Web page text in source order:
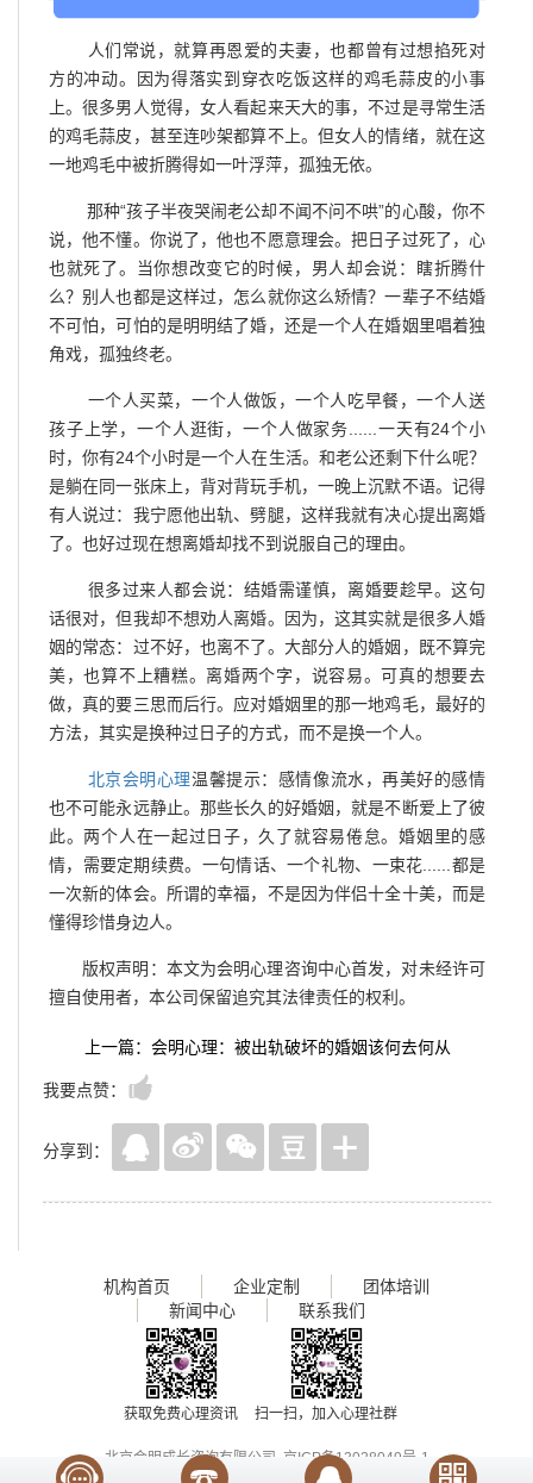
人们常说，就算再恩爱的夫妻，也都曾有过想掐死对
方的冲动。因为得落实到穿衣吃饭这样的鸡毛蒜皮的小事
上。很多男人觉得，女人看起来天大的事，不过是寻常生活
的鸡毛蒜皮，甚至连吵架都算不上。但女人的情绪，就在这
一地鸡毛中被折腾得如一叶浮萍，孤独无依。
那种“孩子半夜哭闹老公却不闻不问不哄”的心酸，你不
说，他不懂。你说了，他也不愿意理会。把日子过死了，心
也就死了。当你想改变它的时候，男人却会说：瞎折腾什
么？别人也都是这样过，怎么就你这么矫情？一辈子不结婚
不可怕，可怕的是明明结了婚，还是一个人在婚姻里唱着独
角戏，孤独终老。
一个人买菜，一个人做饭，一个人吃早餐，一个人送
孩子上学，一个人逛街，一个人做家务......一天有24个小
时，你有24个小时是一个人在生活。和老公还剩下什么呢？
是躺在同一张床上，背对背玩手机，一晚上沉默不语。记得
有人说过：我宁愿他出轨、劈腿，这样我就有决心提出离婚
了。也好过现在想离婚却找不到说服自己的理由。
很多过来人都会说：结婚需谨慎，离婚要趁早。这句
话很对，但我却不想劝人离婚。因为，这其实就是很多人婚
姻的常态：过不好，也离不了。大部分人的婚姻，既不算完
美，也算不上糟糕。离婚两个字，说容易。可真的想要去
做，真的要三思而后行。应对婚姻里的那一地鸡毛，最好的
方法，其实是换种过日子的方式，而不是换一个人。
北京会明心理温馨提示：感情像流水，再美好的感情
也不可能永远静止。那些长久的好婚姻，就是不断爱上了彼
此。两个人在一起过日子，久了就容易倦怠。婚姻里的感
情，需要定期续费。一句情话、一个礼物、一束花......都是
一次新的体会。所谓的幸福，不是因为伴侣十全十美，而是
懂得珍惜身边人。
版权声明：本文为会明心理咨询中心首发，对未经许可
擅自使用者，本公司保留追究其法律责任的权利。
上一篇：会明心理：被出轨破坏的婚姻该何去何从
我要点赞：
分享到：
机构首页 企业定制
团体培训
新闻中心
联系我们
获取免费心理资讯 扫一扫，加入心理社群
北京会明成长咨询有限公司 京ICP备13028049号-1
Copyright 2017 www.huimingcz.com, All Rights Reserved